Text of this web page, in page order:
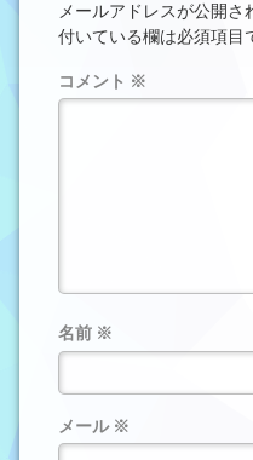
メールアドレスが公開さ
付いている欄は必須項目
コメント ※
名前 ※
メール ※